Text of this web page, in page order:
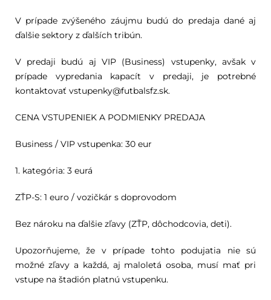
V prípade zvýšeného záujmu budú do predaja dané aj
ďalšie sektory z ďalších tribún.
V predaji budú aj VIP (Business) vstupenky, avšak v
prípade vypredania kapacít v predaji, je potrebné
kontaktovať vstupenky@futbalsfz.sk.
CENA VSTUPENIEK A PODMIENKY PREDAJA
Business / VIP vstupenka: 30 eur
1. kategória: 3 eurá
ZŤP-S: 1 euro / vozičkár s doprovodom
Bez nároku na ďalšie zľavy (ZŤP, dôchodcovia, deti).
Upozorňujeme, že v prípade tohto podujatia nie sú
možné zľavy a každá, aj maloletá osoba, musí mať pri
vstupe na štadión platnú vstupenku.